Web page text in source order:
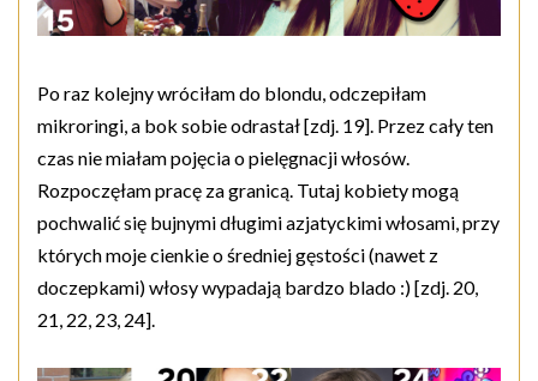
Po raz kolejny wróciłam do blondu, odczepiłam
mikroringi, a bok sobie odrastał [zdj. 19]. Przez cały ten
czas nie miałam pojęcia o pielęgnacji włosów.
Rozpoczęłam pracę za granicą. Tutaj kobiety mogą
pochwalić się bujnymi długimi azjatyckimi włosami, przy
których moje cienkie o średniej gęstości (nawet z
doczepkami) włosy wypadają bardzo blado :) [zdj. 20,
21, 22, 23, 24].